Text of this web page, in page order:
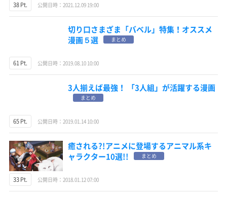
38 Pt. 公開日時：2021.12.09 19:00
切り口さまざま「バベル」特集！オススメ
漫画５選
まとめ
61 Pt. 公開日時：2019.08.10 10:00
3人揃えば最強！ 「3人組」が活躍する漫画
まとめ
65 Pt. 公開日時：2019.01.14 10:00
癒される?!アニメに登場するアニマル系キ
ャラクター10選!!
まとめ
33 Pt. 公開日時：2018.01.12 07:00